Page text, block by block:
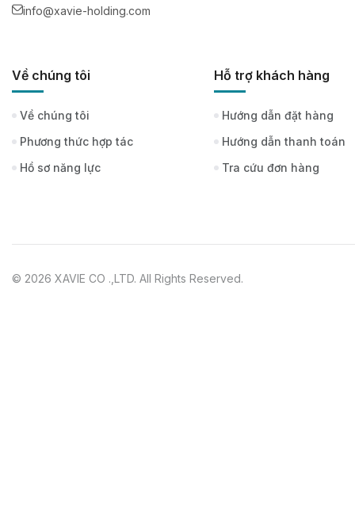
info@xavie-holding.com
Về chúng tôi
Về chúng tôi
Phương thức hợp tác
Hồ sơ năng lực
Hỗ trợ khách hàng
Hướng dẫn đặt hàng
Hướng dẫn thanh toán
Tra cứu đơn hàng
© 2026 XAVIE CO .,LTD. All Rights Reserved.